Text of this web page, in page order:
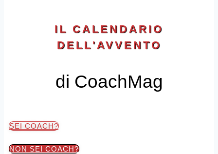
IL CALENDARIO
DELL'AVVENTO
di CoachMag
SEI COACH?
NON SEI COACH?